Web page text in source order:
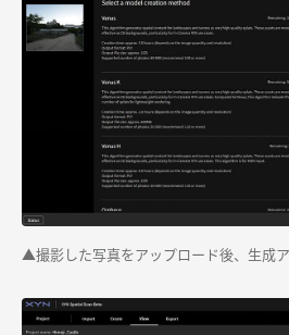
▲撮影した写真をアップロード後、生成